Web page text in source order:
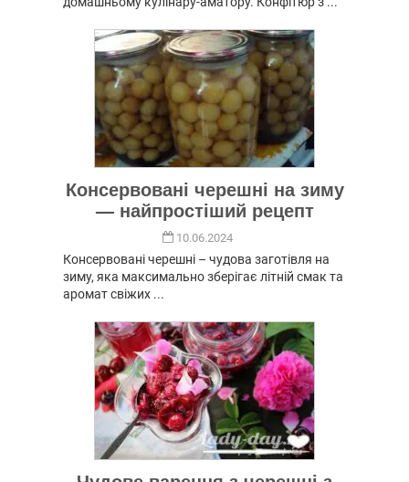
Консервовані черешні на зиму
— найпростіший рецепт
10.06.2024
Консервовані черешні – чудова заготівля на
зиму, яка максимально зберігає літній смак та
аромат свіжих ...